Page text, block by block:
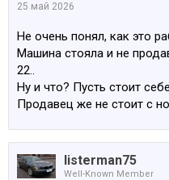
25 май 2026
Не очень понял, как это
Машина стояла и не
22..
Ну и что? Пусть стоит
Продавец же не стоит с
listerman75
Well-Known Member